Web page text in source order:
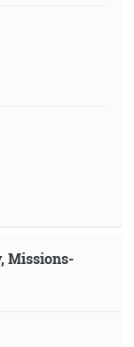
Missions-